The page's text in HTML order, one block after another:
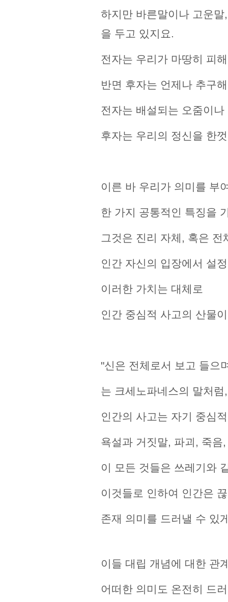
하지만 바른말이나 고운
을 두고 있지요.
전자는 우리가 마땅히 피
반면 후자는 언제나 추구
전자는 배설되는 오줌이
후자는 우리의 정신을 한
이른 바 우리가 의미를 부
한 가지 공통적인 특징을
그것은 진리 자체, 혹은
인간 자신의 입장에서 설
이러한 가치는 대체로
인간 중심적 사고의 산물
"신은 전체로서 보고 들으
는 크세노파네스의 말처럼,
인간의 사고는 자기 중심
욕설과 거짓말, 파괴, 죽
이 모든 것들은 쓰레기와
이것들로 인하여 인간은
존재 의미를 드러낼 수 있
이들 대립 개념에 대한 관
어떠한 의미도 온전히 드